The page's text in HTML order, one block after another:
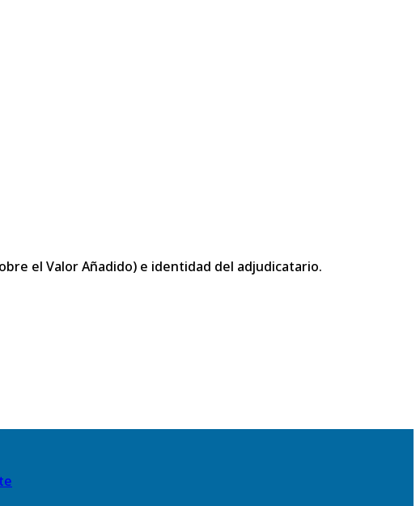
el Valor Añadido) e identidad del adjudicatario.